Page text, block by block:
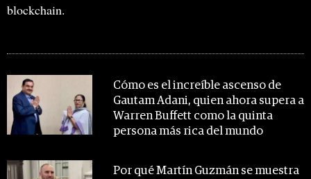
blockchain.
Cómo es el increíble ascenso de
Gautam Adani, quien ahora supera a
Warren Buffett como la quinta
persona más rica del mundo
Por qué Martín Guzmán se muestra